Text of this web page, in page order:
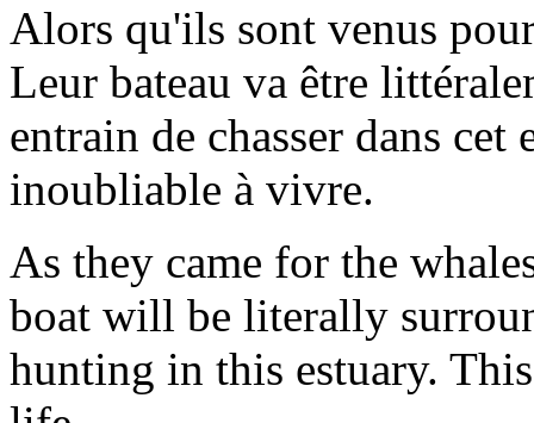
Alors qu'ils sont venus
Leur bateau va être
entrain de chasser dans
inoubliable à vivre.
As they came for the
boat will be literally
hunting in this estuary.